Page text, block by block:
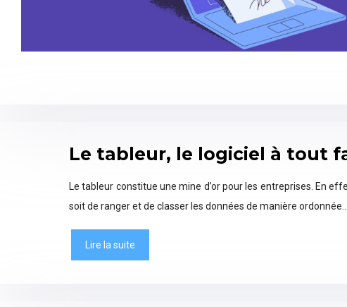
Le tableur, le logiciel à tout
Le tableur constitue une mine d’or pour les entreprises. En
soit de ranger et de classer les données de manière ordonnée….
Lire la suite